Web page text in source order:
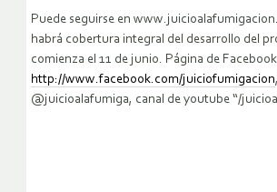
Puede seguirse en
habrá cobertura integral del desarrollo del
comienza el 11 de junio. Página de Facebook
http://www.facebook.com/juiciofumigacion
@juicioalafumiga, canal de youtube “/